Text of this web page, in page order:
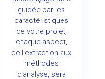
guidée par les
caractéristiques
de votre projet,
chaque aspect,
de l'extraction aux
méthodes
d'analyse, sera